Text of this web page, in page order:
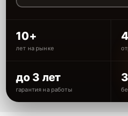
10+
лет на рынке
до 3 лет
гарантия на работы